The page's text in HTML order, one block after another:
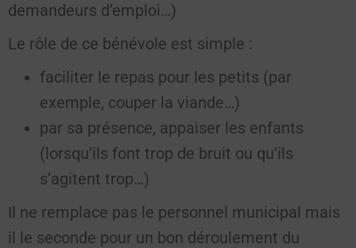
demandeurs d’emploi…)
Le rôle de ce bénévole est simple :
faciliter le repas pour les petits (par
exemple, couper la viande…)
par sa présence, appaiser les enfants
(lorsqu’ils font trop de bruit ou qu’ils
s’agitent trop…)
Il ne remplace pas le personnel municipal mais
il le seconde pour un bon déroulement du